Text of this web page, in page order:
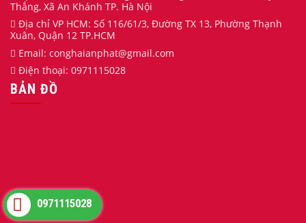
Thắng, Xã An Khánh TP. Hà Nội
Địa chỉ VP HCM: Số 116/61/3, Đường TX 13, Phường Thạnh
Xuân, Quận 12 TP.HCM
Email: conghaianphat@gmail.com
Điện thoại: 0971115028
BẢN ĐỒ
0971115028